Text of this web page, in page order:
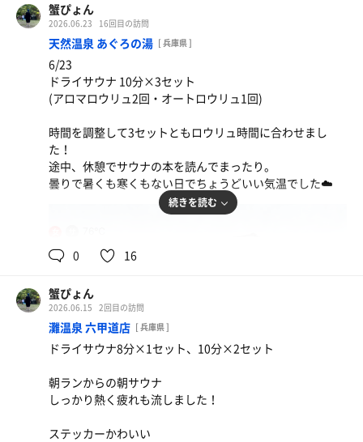
蟹ぴょん
2026.06.23 16回目の訪問
天然温泉 あぐろの湯 [ 兵庫県 ]
6/23
ドライサウナ 10分×3セット
(アロマロウリュ2回・オートロウリュ1回)
時間を調整して3セットともロウリュ時間に合わせまし
た！
途中、休憩でサウナの本を読んでまったり。
曇りで暑くも寒くもない日でちょうどいい気温でした☁️
続きを読む
0 16
蟹ぴょん
2026.06.15 2回目の訪問
灘温泉 六甲道店 [ 兵庫県 ]
ドライサウナ8分×1セット、10分×2セット
朝ランからの朝サウナ
しっかり熱く疲れも流しました！
ステッカーかわいい